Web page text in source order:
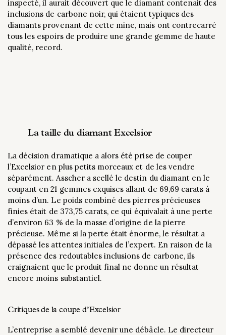
inspecté, il aurait découvert que le diamant contenait des
inclusions de carbone noir, qui étaient typiques des
diamants provenant de cette mine, mais ont contrecarré
tous les espoirs de produire une grande gemme de haute
qualité, record.
La taille du diamant Excelsior
La décision dramatique a alors été prise de couper
l’Excelsior en plus petits morceaux et de les vendre
séparément. Asscher a scellé le destin du diamant en le
coupant en 21 gemmes exquises allant de 69,69 carats à
moins d’un. Le poids combiné des pierres précieuses
finies était de 373,75 carats, ce qui équivalait à une perte
d’environ 63 % de la masse d’origine de la pierre
précieuse. Même si la perte était énorme, le résultat a
dépassé les attentes initiales de l’expert. En raison de la
présence des redoutables inclusions de carbone, ils
craignaient que le produit final ne donne un résultat
encore moins substantiel.
Critiques de la coupe d’Excelsior
L’entreprise a semblé devenir une débâcle. Le directeur